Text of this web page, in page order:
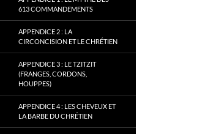
613 COMMANDEMENTS
APPENDICE 2 : LA
CIRCONCISION ET LE CHRÉTIEN
APPENDICE 3 : LE TZITZIT
(FRANGES, CORDONS,
HOUPPES)
APPENDICE 4 : LES CHEVEUX ET
LA BARBE DU CHRÉTIEN